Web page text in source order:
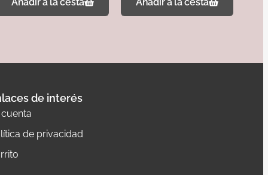
de interés
cuenta
de privacidad